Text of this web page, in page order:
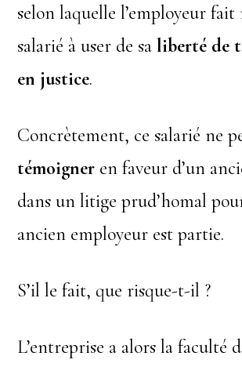
selon laquelle l’employeur
salarié à user de saliberté de
en justice.
Concrètement, ce salarié ne
témoigner en faveur d’un
dans un litige prud’homal
ancien employeur est partie.
S’il le fait, que risque-t-il ?
L’entreprise a alors la faculté